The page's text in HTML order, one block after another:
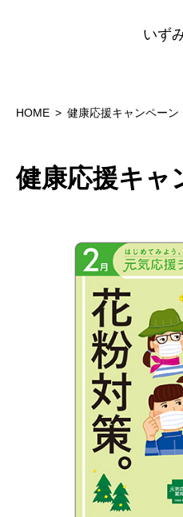
いず
HOME 健康応援キャンペーン
健康応援キャ